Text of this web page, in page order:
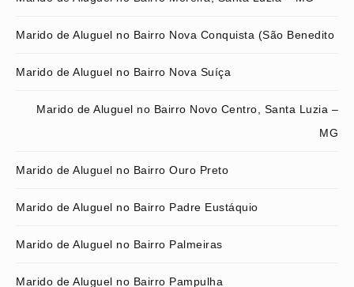
Marido de Aluguel no Bairro Nova Conquista (São Benedito
Marido de Aluguel no Bairro Nova Suíça
Marido de Aluguel no Bairro Novo Centro, Santa Luzia –
MG
Marido de Aluguel no Bairro Ouro Preto
Marido de Aluguel no Bairro Padre Eustáquio
Marido de Aluguel no Bairro Palmeiras
Marido de Aluguel no Bairro Pampulha